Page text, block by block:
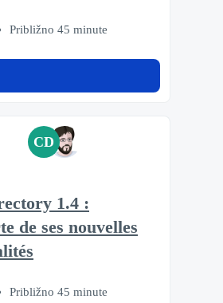
Približno 45 minute
CD
1.4 :
de ses nouvelles
Približno 45 minute